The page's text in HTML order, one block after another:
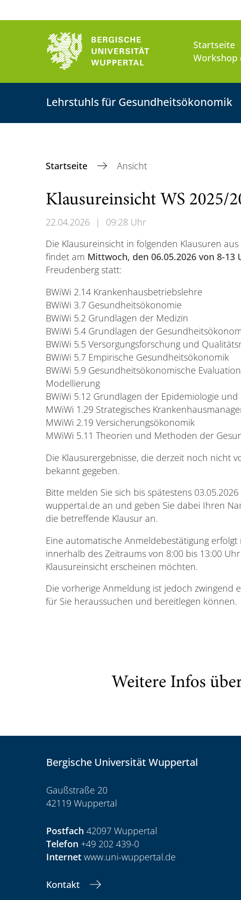
Startseite
Workshop
Lehrstuhls für Gesundheitsökonomik
Startseite Ansicht
Klausureinsicht WS 2025/
22.04.2026 |
09:28 Uhr
Die Klausureinsicht in folgenden Klausuren
findet am Mittwoch, den 06.05.2026 von 8-13
Freudenberg statt:
BWiWi 2.14 Krankenhausbetriebslehre
BWiWi 3.7 Gesundheitsökonomie
BWiWi 5.2 Grundlagen der Medizin
BWiWi 5.4 Grundlagen der
BWiWi 5.5 Versorgungsforschung und
BWiWi 5.7 Empirische Gesundheitsökonomik
BWiWi 5.9 Gesundheitsökonomische
Modellierung
BWiWi 5.12 Grundlagen der Epidemiologie
MWiWi 1.29 Strategisches
MWiWi 2.19 Versicherungsökonomik
MWiWi 5.11 Theorien und Methoden der
Die Klausurergebnisse, die derzeit noch nicht
bekannt gegeben.
Bitte melden Sie sich bis spätestens
wuppertal.de an und geben Sie dabei Ihren
die betreffende Klausur an.
Eine automatische Anmeldebestätigung
innerhalb des Zeitraums von 8:00 bis 13:00
Klausureinsicht erscheinen möchten.
Die vorherige Anmeldung ist jedoch zwingend
für Sie heraussuchen und bereitlegen können.
Weitere Infos
Bergische Universität Wuppertal
Gaußstraße 20
42119 Wuppertal
Postfach 42097 Wuppertal
Telefon +49 202 439-0
Internet www.uni-wuppertal.de
Kontakt